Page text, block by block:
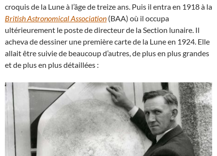
croquis de la Lune à l’âge de treize ans. Puis il entra en 1918 à la
British Astronomical Association (BAA) où il occupa
ultérieurement le poste de directeur de la Section lunaire. Il
acheva de dessiner une première carte de la Lune en 1924. Elle
allait être suivie de beaucoup d’autres, de plus en plus grandes
et de plus en plus détaillées :